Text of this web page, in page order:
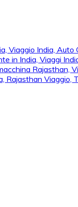
India, Viaggi India,
Rajasthan,
Rajasthan Viaggio,